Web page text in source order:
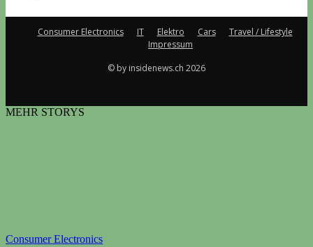
Consumer Electronics IT Elektro Cars
Travel / Lifestyle
Impressum
© by insidenews.ch 2026
MEHR STORYS
Consumer Electronics